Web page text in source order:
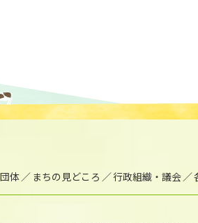
体 まちの見どころ 行政組織・議会